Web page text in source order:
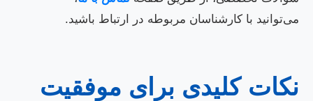
می‌توانید با کارشناسان مربوطه در ارتباط باشید.
نکات کلیدی برای موفقیت